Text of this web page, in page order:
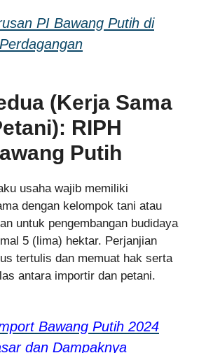
PI Bawang Putih di
(Kerja Sama
RIPH
Putih
usaha wajib memiliki
dengan kelompok tani atau
untuk pengembangan budidaya
5 (lima) hektar. Perjanjian
tertulis dan memuat hak serta
antara importir dan petani.
Bawang Putih 2024
dan Dampaknya